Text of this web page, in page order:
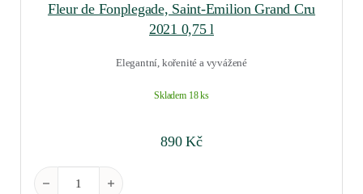
Fleur de Fonplegade, Saint-Emilion Grand Cru
2021 0,75 l
Elegantní, kořenité a vyvážené
Skladem 18 ks
890Kč
Fleur de Fonplegade, Saint-Emilion Grand Cru 2021 0,75 l